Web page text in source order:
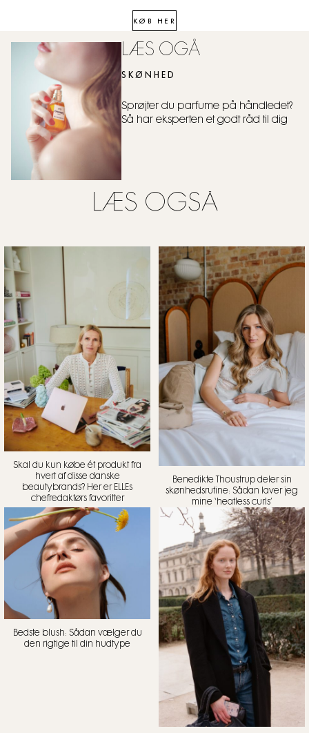
KØB HER
LÆS OGÅ
SKØNHED
Sprøjter du parfume på håndledet?
Så har eksperten et godt råd til dig
LÆS OGSÅ
Skal du kun købe ét produkt fra
hvert af disse danske
beautybrands? Her er ELLEs
chefredaktørs favoritter
Benedikte Thoustrup deler sin
skønhedsrutine: Sådan laver jeg
mine ‘heatless curls’
Bedste blush: Sådan vælger du
den rigtige til din hudtype